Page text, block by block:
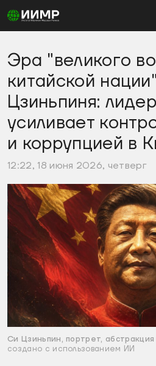
Эра "великого
китайской
Цзиньпиня:
усиливает
и коррупцией в
12:22, 18 июня 2026, четверг
Си Цзиньпин, портрет, абстракция
создано с использованием ИИ